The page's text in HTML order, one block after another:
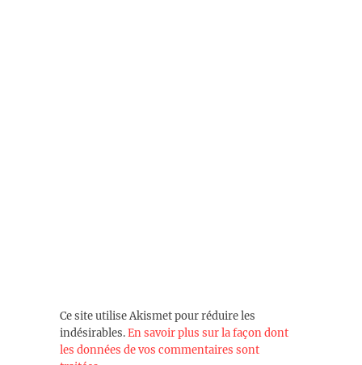
Ce site utilise Akismet pour réduire les
indésirables.En savoir plus sur la façon dont
les données de vos commentaires sont